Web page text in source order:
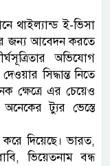
থাইল্যান্ড ই-ভিসা
জন্য আবেদন করতে
অভিযোগ
সিদ্ধান্ত নিতে
ক্ষেত্রে এর চেয়েও
অনেকের ট্যুর ভেস্তে
করে দিয়েছে। ভারত,
ভিয়েতনাম বন্ধ